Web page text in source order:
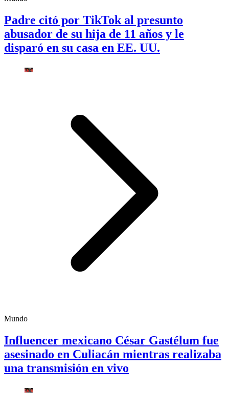
Padre citó por TikTok al presunto
abusador de su hija de 11 años y le
disparó en su casa en EE. UU.
Mundo
Influencer mexicano César Gastélum fue
asesinado en Culiacán mientras realizaba
una transmisión en vivo